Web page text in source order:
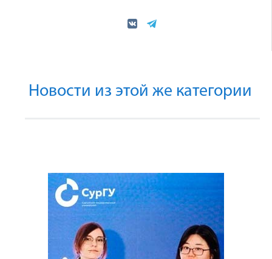
Новости из этой же категории